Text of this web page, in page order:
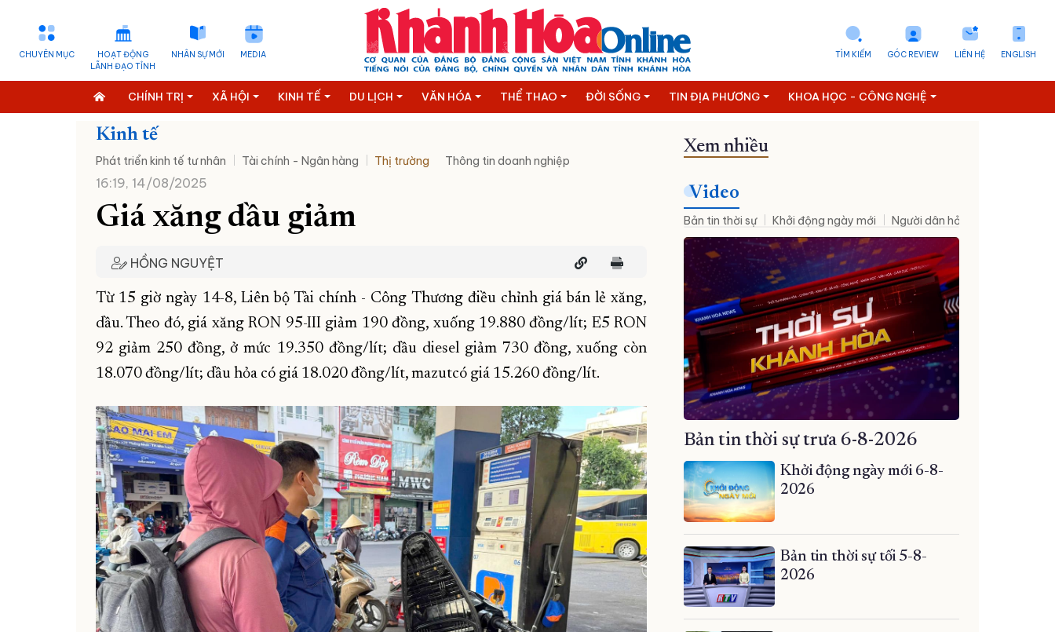
CHUYÊN MỤC
HOẠT ĐỘNG
LÃNH ĐẠO TỈNH
NHÂN SỰ MỚI MEDIA ENGLISH
LIÊN HỆ
GÓC REVIEW
TÌM KIẾM
CHÍNH TRỊ XÃ HỘI KINH TẾ DU LỊCH VĂN HÓA THỂ THAO ĐỜI SỐNG TIN ĐỊA PHƯƠNG KHOA HỌC - CÔNG NGHỆ
Kinh tế
Phát triển kinh tế tư nhân Tài chính - Ngân hàng Thị trường Thông tin doanh nghiệp
16:19, 14/08/2025
Giá xăng dầu giảm
HỒNG NGUYỆT
Từ 15 giờ ngày 14-8, Liên bộ Tài chính - Công Thương điều chỉnh giá bán lẻ xăng,
dầu. Theo đó, giá xăng RON 95-III giảm 190 đồng, xuống 19.880 đồng/lít; E5 RON
92 giảm 250 đồng, ở mức 19.350 đồng/lít; dầu diesel giảm 730 đồng, xuống còn
18.070 đồng/lít; dầu hỏa có giá 18.020 đồng/lít, mazutcó giá 15.260 đồng/lít.
Xem nhiều
Video
Bản tin thời sự Khởi động ngày mới Người dân hỏi – Cơ quan nhà
Bản tin thời sự trưa 6-8-2026
Khởi động ngày mới 6-8-
2026
Bản tin thời sự tối 5-8-
2026